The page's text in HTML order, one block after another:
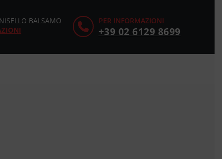
PER INFORMAZIONI
+39 02 6129 8699
BALSAMO